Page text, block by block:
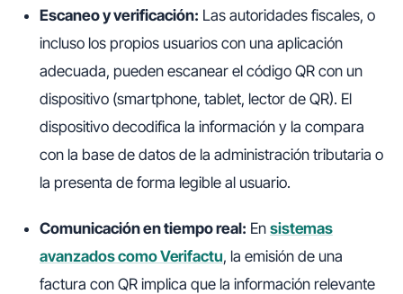
Escaneo y verificación: Las autoridades fiscales, o
incluso los propios usuarios con una aplicación
adecuada, pueden escanear el código QR con un
dispositivo (smartphone, tablet, lector de QR). El
dispositivo decodifica la información y la compara
con la base de datos de la administración tributaria o
la presenta de forma legible al usuario.
Comunicación en tiempo real: En sistemas
avanzados como Verifactu, la emisión de una
factura con QR implica que la información relevante